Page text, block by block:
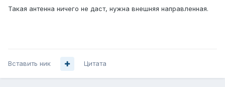
Такая антенна ничего не даст, нужна внешняя направленная.
Вставить ник Цитата